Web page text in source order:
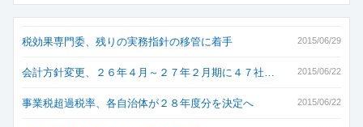
2015/06/29
税効果専門委、残りの実務指針の移管に着手
2015/06/22
会計方針変更、２６年４月～２７年２月期に４７社…
2015/06/22
事業税超過税率、各自治体が２８年度分を決定へ